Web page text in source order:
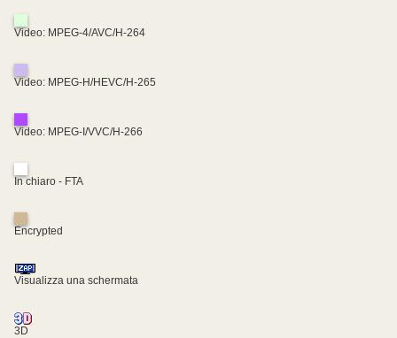
Video: MPEG-4/AVC/H-264
Video: MPEG-H/HEVC/H-265
Video: MPEG-I/VVC/H-266
In chiaro - FTA
Encrypted
Visualizza una schermata
3D